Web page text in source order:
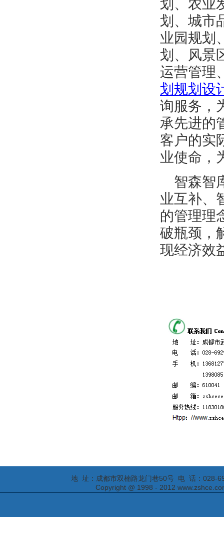
划、农业
划 、 城市
业园规划
划 、风景
运营管理
划规划设
询服务 ，
承先进的
客户的实
业使命，
智森智
业互补、
的管理理
破瓶颈，
现经济效
地 址：成都市双楠路龙门巷50号 电 话：028-
Copyright @ 1998 - 2012